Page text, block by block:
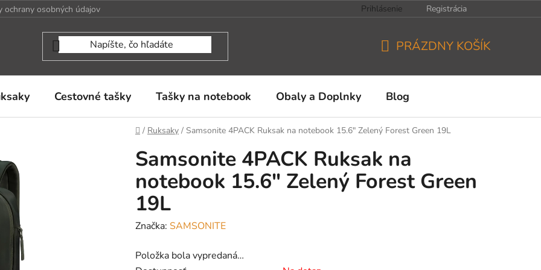
ochrany osobných údajov Prihlásenie Registrácia
KOŠÍK
PRÁZDNY KOŠÍK
Cestovné tašky Tašky na notebook Obaly a Doplnky Blog
Domov
/ Ruksaky / Samsonite 4PACK Ruksak na notebook 15.6" Zelený Forest Green 19L
Samsonite 4PACK Ruksak na
notebook 15.6" Zelený Forest Green
19L
Značka: SAMSONITE
Položka bola vypredaná…